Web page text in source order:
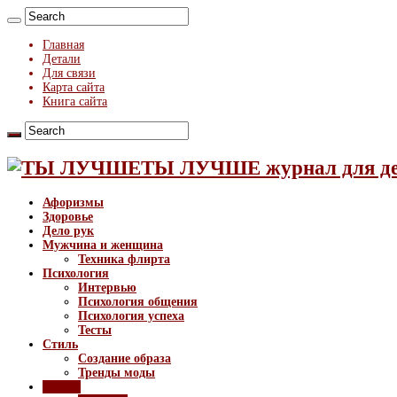
Главная
Детали
Для связи
Карта сайта
Книга сайта
ТЫ ЛУЧШЕ журнал для
Афоризмы
Здоровье
Дело рук
Мужчина и женщина
Техника флирта
Психология
Интервью
Психология общения
Психология успеха
Тесты
Стиль
Создание образа
Тренды моды